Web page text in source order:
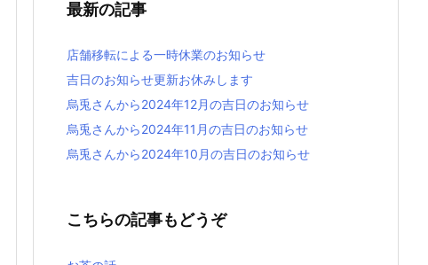
最新の記事
店舗移転による一時休業のお知らせ
吉日のお知らせ更新お休みします
烏兎さんから2024年12月の吉日のお知らせ
烏兎さんから2024年11月の吉日のお知らせ
烏兎さんから2024年10月の吉日のお知らせ
こちらの記事もどうぞ